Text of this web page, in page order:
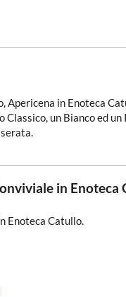
Apericena in Enoteca
un Bianco ed
in
Enoteca Catullo.